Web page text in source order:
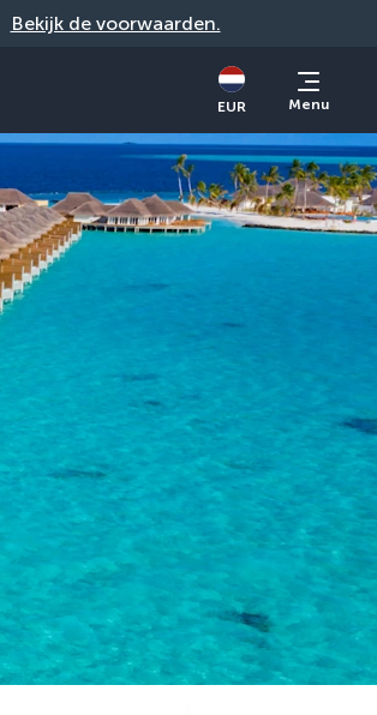
Bekijk de voorwaarden.
EUR Menu